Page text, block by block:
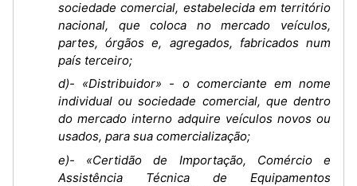
sociedade comercial, estabelecida em território
nacional, que coloca no mercado veículos,
partes, órgãos e, agregados, fabricados num
país terceiro;
d)- «Distribuidor» - o comerciante em nome
individual ou sociedade comercial, que dentro
do mercado interno adquire veículos novos ou
usados, para sua comercialização;
e)- «Certidão de Importação, Comércio e
Assistência Técnica de Equipamentos